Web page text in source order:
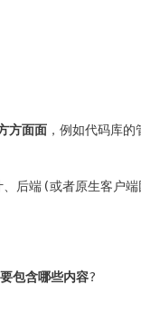
方面面 ，例如代码库
后端(或者原生客户
包含哪些内容?